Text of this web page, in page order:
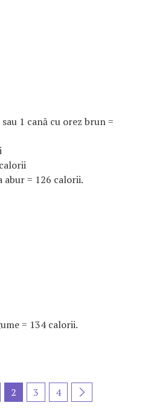
1 cană cu orez brun =
abur = 126 calorii.
= 134 calorii.
2 3 4